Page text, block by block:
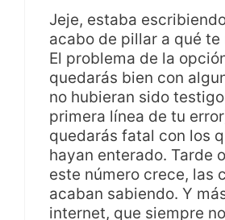
Jeje, estaba
acabo de pillar a qué te
El problema de la
quedarás bien con
no hubieran sido
primera línea de tu
quedarás fatal con los
hayan enterado. Tarde
este número crece, las
acaban sabiendo. Y
internet, que siempre